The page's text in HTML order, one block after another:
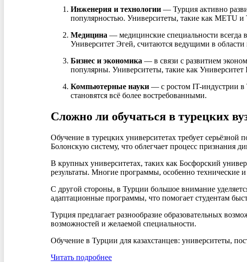
Инженерия и технологии — Турция активно
популярностью. Университеты, такие как METU
Медицина — медицинские специальности всегда
Университет Эгей, считаются ведущими в области
Бизнес и экономика — в связи с развитием
популярны. Университеты, такие как
Компьютерные науки — с ростом IT-индустрии в
становятся всё более востребованными.
Сложно ли обучаться в турецких
Обучение в турецких университетах требует серьёзной
Болонскую систему, что облегчает процесс признания
В крупных университетах, таких как Босфорский
результаты. Многие программы, особенно
С другой стороны, в Турции большое внимание
адаптационные программы, что помогает студентам
Турция предлагает разнообразие образовательных
возможностей и желаемой специальности.
Обучение в Турции для казахстанцев: университеты,
Читать подробнее